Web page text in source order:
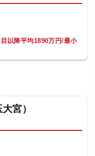
以降平均1890万円/最小
宮）
動画集